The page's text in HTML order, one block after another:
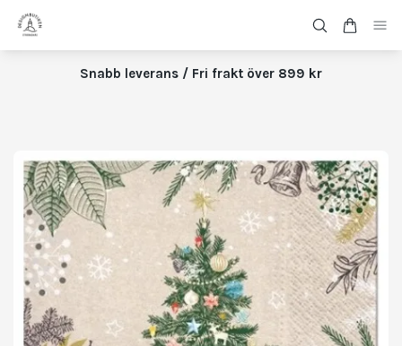
Snabb leverans / Fri frakt över 899 kr